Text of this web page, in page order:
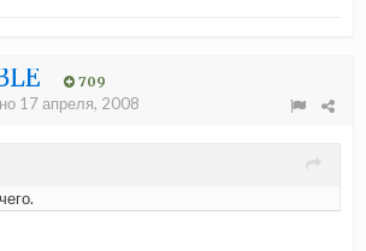
709
17 апреля, 2008